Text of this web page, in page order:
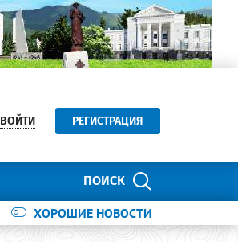
ВОЙТИ РЕГИСТРАЦИЯ
ПОИСК
ХОРОШИЕ НОВОСТИ